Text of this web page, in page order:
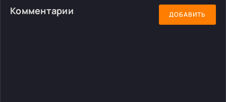
Комментарии ДОБАВИТЬ